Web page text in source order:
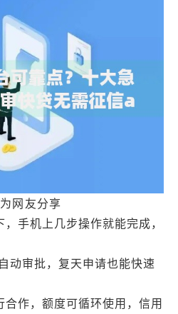
网友分享
手机上几步操作就能完成，
动审批，复天申请也能快速
作，额度可循环使用，信用